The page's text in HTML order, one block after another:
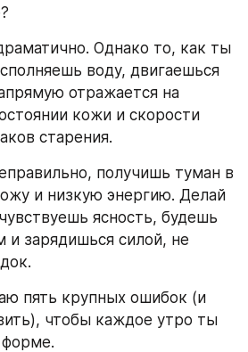
Однако то, как ты
воду, двигаешься
отражается на
кожи и скорости
старения.
получишь туман в
и низкую энергию. Делай
ясность, будешь
и зарядишься силой, не
пять крупных ошибок (и
чтобы каждое утро ты